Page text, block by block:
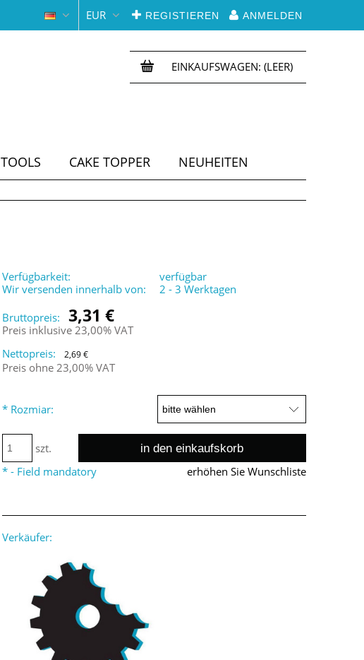
REGISTIEREN ANMELDEN
EUR
EINKAUFSWAGEN: (LEER)
TOOLS CAKE TOPPER NEUHEITEN
Verfügbarkeit:
verfügbar
Wir versenden innerhalb von:
2 - 3 Werktagen
Bruttopreis:
3,31 €
Preis inklusive 23,00% VAT
Nettopreis:
2,69 €
Preis ohne 23,00% VAT
* Rozmiar:
szt.
in den einkaufskorb
erhöhen Sie Wunschliste
* - Field mandatory
Verkäufer: